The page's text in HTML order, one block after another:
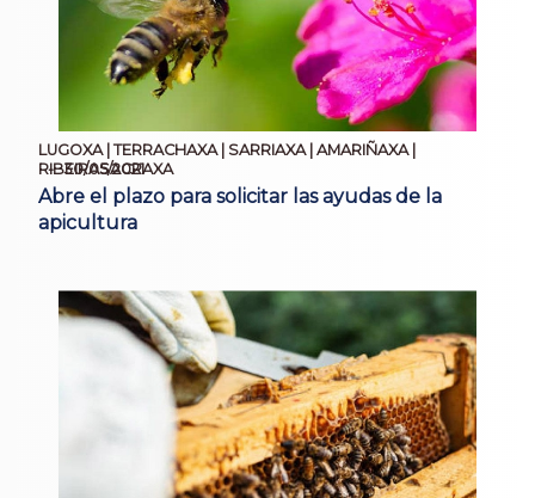
LUGOXA | TERRACHAXA | SARRIAXA | AMARIÑAXA |
RIBEIRASACRAXA
30/05/2021
Abre el plazo para solicitar las ayudas de la
apicultura